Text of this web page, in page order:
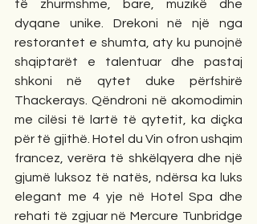
të zhurmshme, bare, muzikë dhe
dyqane unike. Drekoni në një nga
restorantet e shumta, aty ku punojnë
shqiptarët e talentuar dhe pastaj
shkoni në qytet duke përfshirë
Thackerays. Qëndroni në akomodimin
me cilësi të lartë të qytetit, ka diçka
për të gjithë. Hotel du Vin ofron ushqim
francez, verëra të shkëlqyera dhe një
gjumë luksoz të natës, ndërsa ka luks
elegant me 4 yje në Hotel Spa dhe
rehati të zgjuar në Mercure Tunbridge